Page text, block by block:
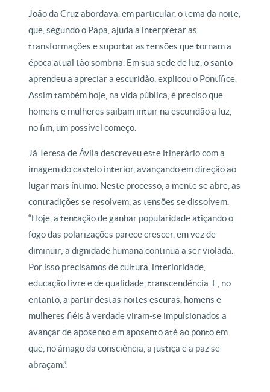
João da Cruz abordava, em particular, o tema da noite,
que, segundo o Papa, ajuda a interpretar as
transformações e suportar as tensões que tornam a
época atual tão sombria. Em sua sede de luz, o santo
aprendeu a apreciar a escuridão, explicou o Pontífice.
Assim também hoje, na vida pública, é preciso que
homens e mulheres saibam intuir na escuridão a luz,
no fim, um possível começo.
Já Teresa de Ávila descreveu este itinerário com a
imagem do castelo interior, avançando em direção ao
lugar mais íntimo. Neste processo, a mente se abre, as
contradições se resolvem, as tensões se dissolvem.
“Hoje, a tentação de ganhar popularidade atiçando o
fogo das polarizações parece crescer, em vez de
diminuir; a dignidade humana continua a ser violada.
Por isso precisamos de cultura, interioridade,
educação livre e de qualidade, transcendência. E, no
entanto, a partir destas noites escuras, homens e
mulheres fiéis à verdade viram-se impulsionados a
avançar de aposento em aposento até ao ponto em
que, no âmago da consciência, a justiça e a paz se
abraçam.”.